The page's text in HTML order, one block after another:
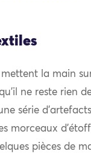
mettent la main
ne reste rien
série
morceaux
pièces de